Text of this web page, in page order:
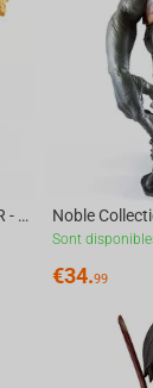
Noble Collection HARRY POTTER - Magical Creatures №11 - Crookshanks Figure
Sont
€34.99